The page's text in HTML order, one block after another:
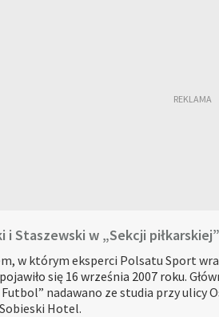
i Staszewski w „Sekcji piłkarskiej”
w którym eksperci Polsatu Sport
się 16 września 2007 roku.
nadawano ze studia przy
Hotel.